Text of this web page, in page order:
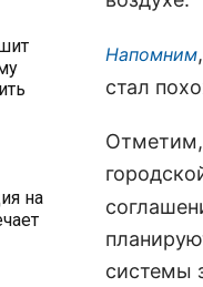
на
Напомним
стал
Отметим,
системы